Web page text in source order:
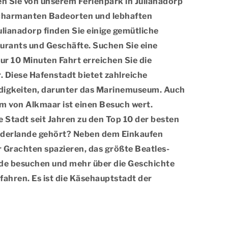
Badeorten und lebhaften
finden Sie einige gemütliche
und Geschäfte. Suchen Sie eine
10 Minuten Fahrt erreichen Sie die
Diese Hafenstadt bietet zahlreiche
darunter das Marinemuseum. Auch
von Alkmaar ist einen Besuch wert.
Stadt seit Jahren zu den Top 10 der besten
gehört? Neben dem Einkaufen
spazieren, das größte Beatles-
besuchen und mehr über die Geschichte
Es ist die Käsehauptstadt der